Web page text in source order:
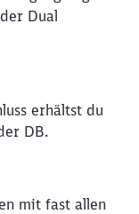
Dual
erhältst du
DB.
mit fast allen